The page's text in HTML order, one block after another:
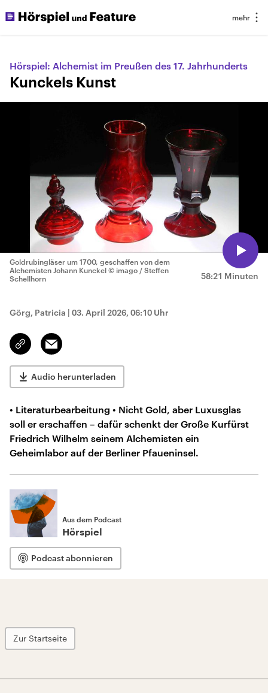
Hörspiel: Alchemist im Preußen des 17. Jahrhunderts
Kunckels Kunst
58:21 Minuten
Goldrubingläser um 1700, geschaffen von dem
Alchemisten Johann Kunckel © imago / Steffen
Schellhorn
Görg, Patricia | 03. April 2026, 06:10 Uhr
Link
kopieren/teilen
Email
Audio herunterladen
• Literaturbearbeitung • Nicht Gold, aber Luxusglas
soll er erschaffen – dafür schenkt der Große Kurfürst
Friedrich Wilhelm seinem Alchemisten ein
Geheimlabor auf der Berliner Pfaueninsel.
Aus dem Podcast
Hörspiel
Podcast abonnieren
Zur Startseite